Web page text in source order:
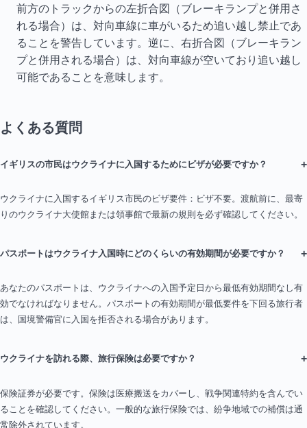
前方のトラックからの左折合図（ブレーキランプと併用さ
れる場合）は、対向車線に車がいるため追い越し禁止であ
ることを警告しています。逆に、右折合図（ブレーキラン
プと併用される場合）は、対向車線が空いており追い越し
可能であることを意味します。
よくある質問
イギリスの市民はウクライナに入国するためにビザが必要ですか？ +
ウクライナに入国するイギリス市民のビザ要件：ビザ不要。渡航前に、最寄
りのウクライナ大使館または領事館で最新の規則を必ず確認してください。
パスポートはウクライナ入国時にどのくらいの有効期間が必要ですか？ +
あなたのパスポートは、ウクライナへの入国予定日から最低有効期間なし有
効でなければなりません。パスポートの有効期間が最低要件を下回る旅行者
は、国境警備官に入国を拒否される場合があります。
ウクライナを訪れる際、旅行保険は必要ですか？ +
保険証券が必要です。保険は医療搬送をカバーし、戦争関連特約を含んでい
ることを確認してください。一般的な旅行保険では、紛争地域での補償は通
常除外されています。